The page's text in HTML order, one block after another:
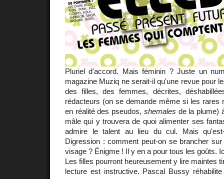
Pluriel d'accord. Mais féminin ? Juste un
magazine Muziq ne serait-il qu'une revue pour
des filles, des femmes, décrites,
rédacteurs (on se demande même si les rares
en réalité des pseudos, shemales de la plume)
mâle qui y trouvera de quoi alimenter ses
admire le talent au lieu du cul. Mais
Digression : comment peut-on se brancher
visage ? Énigme ! Il y en a pour tous les goûts.
Les filles pourront heureusement y lire maintes
lecture est instructive. Pascal Bussy